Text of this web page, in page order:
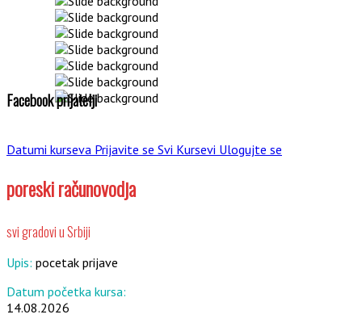
Facebook prijatelji
Datumi kurseva Prijavite se Svi Kursevi Ulogujte se
poreski računovodja
svi gradovi u Srbiji
Upis: pocetak prijave
Datum početka kursa:
14.08.2026